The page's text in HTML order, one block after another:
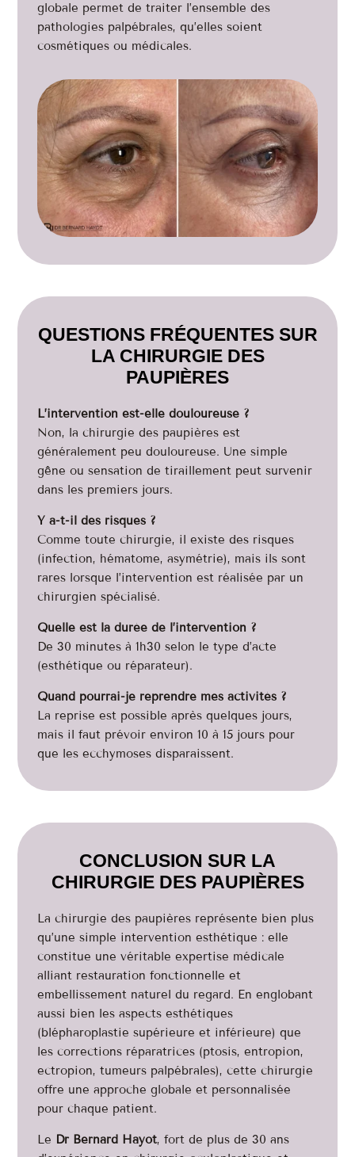
globale permet de traiter l’ensemble des
pathologies palpébrales, qu’elles soient
cosmétiques ou médicales.
QUESTIONS FRÉQUENTES SUR
LA CHIRURGIE DES
PAUPIÈRES
L’intervention est-elle douloureuse ?
Non, la chirurgie des paupières est
généralement peu douloureuse. Une simple
gêne ou sensation de tiraillement peut survenir
dans les premiers jours.
Y a-t-il des risques ?
Comme toute chirurgie, il existe des risques
(infection, hématome, asymétrie), mais ils sont
rares lorsque l’intervention est réalisée par un
chirurgien spécialisé.
Quelle est la durée de l’intervention ?
De 30 minutes à 1h30 selon le type d’acte
(esthétique ou réparateur).
Quand pourrai-je reprendre mes activités ?
La reprise est possible après quelques jours,
mais il faut prévoir environ 10 à 15 jours pour
que les ecchymoses disparaissent.
CONCLUSION SUR LA
CHIRURGIE DES PAUPIÈRES
La chirurgie des paupières représente bien plus
qu’une simple intervention esthétique : elle
constitue une véritable expertise médicale
alliant restauration fonctionnelle et
embellissement naturel du regard. En englobant
aussi bien les aspects esthétiques
(blépharoplastie supérieure et inférieure) que
les corrections réparatrices (ptosis, entropion,
ectropion, tumeurs palpébrales), cette chirurgie
offre une approche globale et personnalisée
pour chaque patient.
Le Dr Bernard Hayot, fort de plus de 30 ans